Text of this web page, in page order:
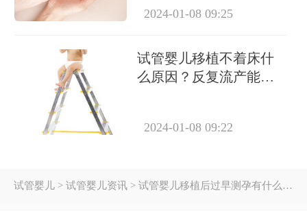
2024-01-08 09:25
试管婴儿移植不着床什
么原因？反复流产能做
2024-01-08 09:22
试管婴儿 > 试管婴儿资讯 > 试管婴儿移植后过早测孕有什么危害？为什么医生不建议提前测？